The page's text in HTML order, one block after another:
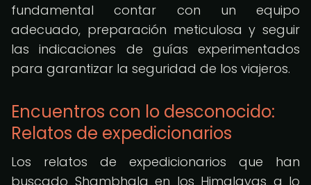
fundamental contar con un equipo
adecuado, preparación meticulosa y seguir
las indicaciones de guías experimentados
para garantizar la seguridad de los viajeros.
Encuentros con lo desconocido:
Relatos de expedicionarios
Los relatos de expedicionarios que han
buscado Shambhala en los Himalayas a lo